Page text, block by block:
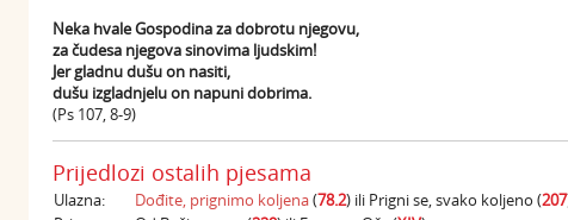
Neka hvale Gospodina za dobrotu njegovu,
za čudesa njegova sinovima ljudskim!
Jer gladnu dušu on nasiti,
dušu izgladnjelu on napuni dobrima.
(Ps 107, 8-9)
Prijedlozi ostalih pjesama
Ulazna: Dođite, prignimo koljena(78.2) ili Prigni se, svako koljeno (207